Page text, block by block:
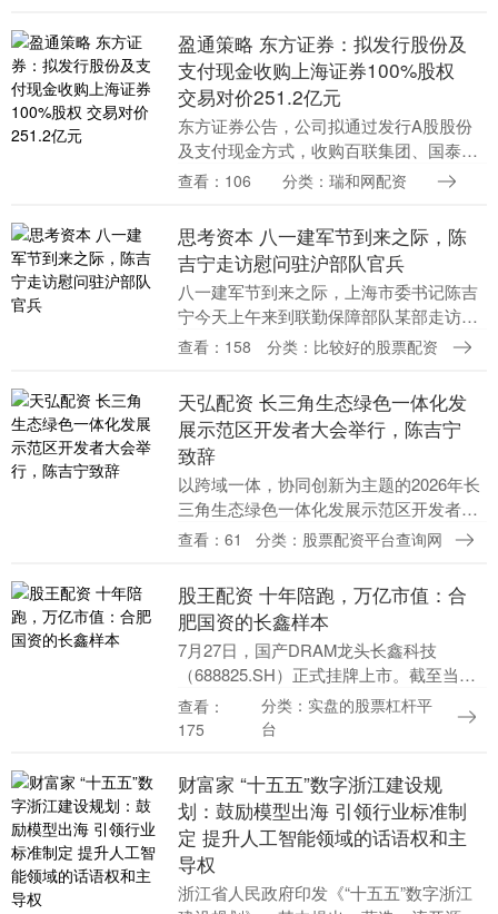
后，第....
盈通策略 东方证券：拟发行股份及
支付现金收购上海证券100%股权
交易对价251.2亿元
东方证券公告，公司拟通过发行A股股份
及支付现金方式，收购百联集团、国泰海
通等交易对方合计持有的上海证券100%股
价23....
查看：106 分类：瑞和网配资
思考资本 八一建军节到来之际，陈
吉宁走访慰问驻沪部队官兵
八一建军节到来之际，上海市委书记陈吉
宁今天上午来到联勤保障部队某部走访慰
问部队官兵，代表市委、市政府和全市人
官兵、军队文职人....
查看：158 分类：比较好的股票配资
天弘配资 长三角生态绿色一体化发
展示范区开发者大会举行，陈吉宁
致辞
以跨域一体，协同创新为主题的2026年长
三角生态绿色一体化发展示范区开发者大
会，今天（7月27日）下午在示范区方厅
出席并致辞....
查看：61 分类：股票配资平台查询网
股王配资 十年陪跑，万亿市值：合
肥国资的长鑫样本
7月27日，国产DRAM龙头长鑫科技
（688825.SH）正式挂牌上市。截至当天
收盘，股价暴涨465.82%，报49元/股，总
市值突破3.28万亿元。这个数字超....
查看：
175
分类：实盘的股票杠杆平
台
财富家 “十五五”数字浙江建设规
划：鼓励模型出海 引领行业标准制
定 提升人工智能领域的话语权和主
导权
浙江省人民政府印发《“十五五”数字浙江